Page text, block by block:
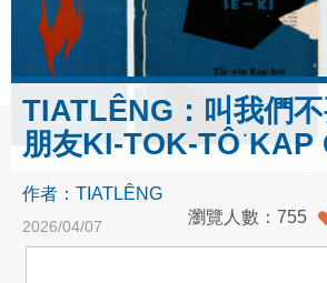
TIATLÊNG：叫我們
朋友KI-TOK-TÔ͘ KAP
作者： TIATLÊNG
2026/04/07 瀏覽人數： 755